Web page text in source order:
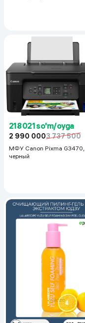
218 021 so'm/oyga
2 990 0003 737 500
МФУ Canon Pixma G3470,
черный